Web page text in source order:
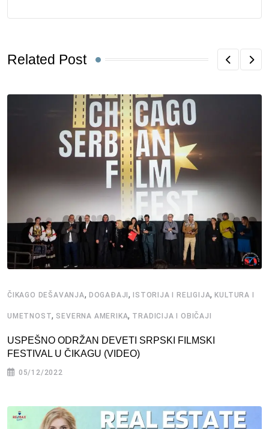
Related Post
ČIKAGO DEŠAVANJA, DOGAĐAJI, ISTORIJA I RELIGIJA,KULTURA I
UMETNOST, SEVERNA AMERIKA, TRADICIJA I OBIČAJI
USPEŠNO ODRŽAN DEVETI SRPSKI FILMSKI
FESTIVAL U ČIKAGU (VIDEO)
05/12/2022